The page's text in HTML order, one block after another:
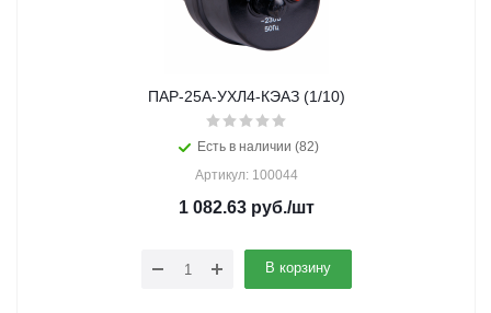
ПАР-25А-УХЛ4-КЭАЗ (1/10)
Есть в наличии (82)
Артикул: 100044
1 082.63 руб./шт
В корзину